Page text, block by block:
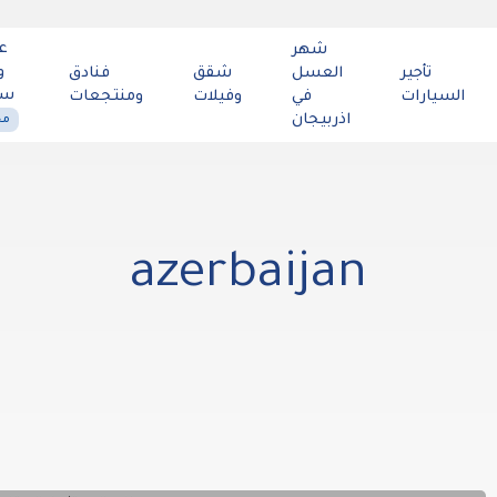
فنادق
ومنتجعات
شقق
وفيلات
شهر
العسل
في
اذربيجان
تأجير
السيارات
azerbaijan